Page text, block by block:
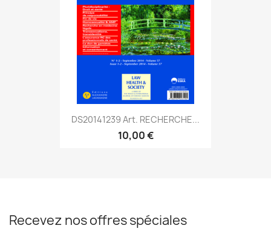
DS20141239 Art. RECHERCHE...
10,00 €
Recevez nos offres spéciales